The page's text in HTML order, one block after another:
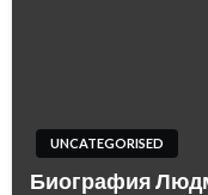
UNCATEGORISED
Биография